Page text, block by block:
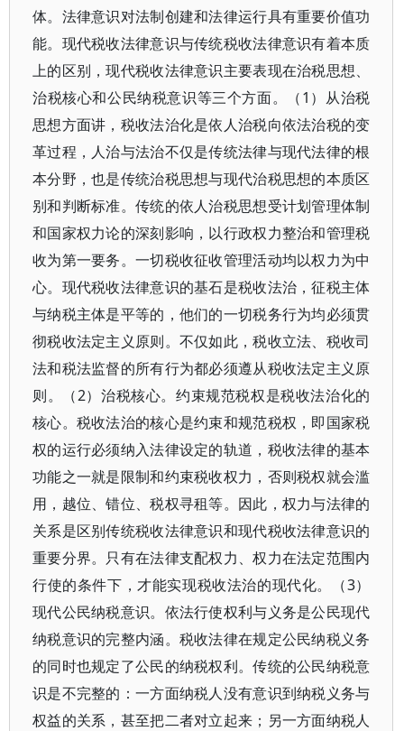
体。法律意识对法制创建和法律运行具有重要价值功
能。现代税收法律意识与传统税收法律意识有着本质
上的区别，现代税收法律意识主要表现在治税思想、
治税核心和公民纳税意识等三个方面。（1）从治税
思想方面讲，税收法治化是依人治税向依法治税的变
革过程，人治与法治不仅是传统法律与现代法律的根
本分野，也是传统治税思想与现代治税思想的本质区
别和判断标准。传统的依人治税思想受计划管理体制
和国家权力论的深刻影响，以行政权力整治和管理税
收为第一要务。一切税收征收管理活动均以权力为中
心。现代税收法律意识的基石是税收法治，征税主体
与纳税主体是平等的，他们的一切税务行为均必须贯
彻税收法定主义原则。不仅如此，税收立法、税收司
法和税法监督的所有行为都必须遵从税收法定主义原
则。（2）治税核心。约束规范税权是税收法治化的
核心。税收法治的核心是约束和规范税权，即国家税
权的运行必须纳入法律设定的轨道，税收法律的基本
功能之一就是限制和约束税收权力，否则税权就会滥
用，越位、错位、税权寻租等。因此，权力与法律的
关系是区别传统税收法律意识和现代税收法律意识的
重要分界。只有在法律支配权力、权力在法定范围内
行使的条件下，才能实现税收法治的现代化。（3）
现代公民纳税意识。依法行使权利与义务是公民现代
纳税意识的完整内涵。税收法律在规定公民纳税义务
的同时也规定了公民的纳税权利。传统的公民纳税意
识是不完整的：一方面纳税人没有意识到纳税义务与
权益的关系，甚至把二者对立起来；另一方面纳税人